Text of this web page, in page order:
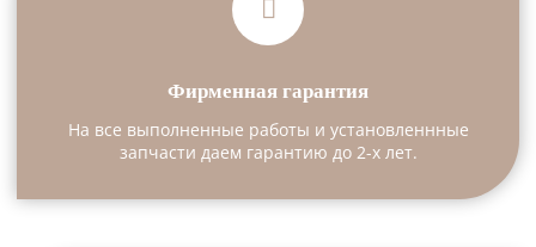
Фирменная гарантия
На все выполненные работы и установленнные
запчасти даем гарантию до 2-х лет.